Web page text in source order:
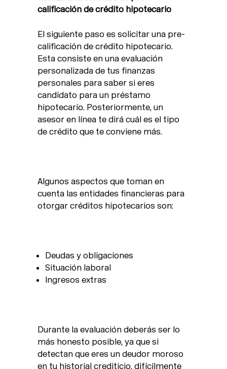
calificación de crédito hipotecario
El siguiente paso es solicitar una pre-
calificación de crédito hipotecario.
Esta consiste en una evaluación
personalizada de tus finanzas
personales para saber si eres
candidato para un préstamo
hipotecario. Posteriormente, un
asesor en línea te dirá cuál es el tipo
de crédito que te conviene más.
Algunos aspectos que toman en
cuenta las entidades financieras para
otorgar créditos hipotecarios son:
Deudas y obligaciones
Situación laboral
Ingresos extras
Durante la evaluación deberás ser lo
más honesto posible, ya que si
detectan que eres un deudor moroso
en tu historial crediticio, difícilmente